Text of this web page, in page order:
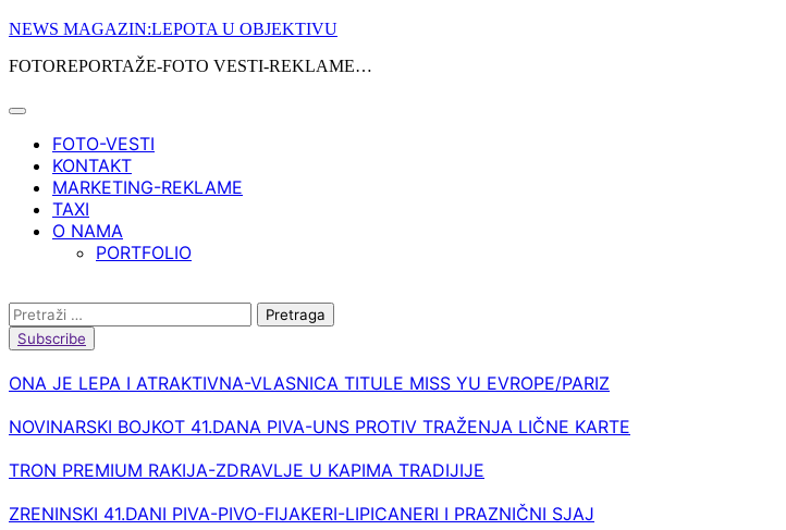
Skip
content
NEWS MAGAZIN:LEPOTA U OBJEKTIVU
FOTOREPORTAŽE-FOTO VESTI-REKLAME…
FOTO-VESTI
KONTAKT
MARKETING-REKLAME
TAXI
O NAMA
PORTFOLIO
Pretraga:
Subscribe
ONA JE LEPA I ATRAKTIVNA-VLASNICA TITULE MISS YU EVROPE/PARIZ
NOVINARSKI BOJKOT 41.DANA PIVA-UNS PROTIV TRAŽENJA LIČNE KARTE
TRON PREMIUM RAKIJA-ZDRAVLJE U KAPIMA TRADIJIJE
ZRENINSKI 41.DANI PIVA-PIVO-FIJAKERI-LIPICANERI I PRAZNIČNI SJAJ